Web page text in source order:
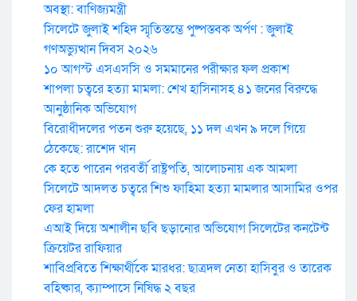
অবস্থা: বাণিজ্যমন্ত্রী
সিলেটে জুলাই শহিদ স্মৃতিস্তম্ভে পুষ্পস্তবক অর্পণ : জুলাই
গণঅভ্যুত্থান দিবস ২০২৬
১০ আগস্ট এসএসসি ও সমমানের পরীক্ষার ফল প্রকাশ
শাপলা চত্বরে হত্যা মামলা: শেখ হাসিনাসহ ৪১ জনের বিরুদ্ধে
আনুষ্ঠানিক অভিযোগ
বিরোধীদলের পতন শুরু হয়েছে, ১১ দল এখন ৯ দলে গিয়ে
ঠেকেছে: রাশেদ খান
কে হতে পারেন পরবর্তী রাষ্ট্রপতি, আলোচনায় এক আমলা
সিলেটে আদলত চত্বরে শিশু ফাহিমা হত্যা মামলার আসামির ওপর
ফের হামলা
এআই দিয়ে অশালীন ছবি ছড়ানোর অভিযোগ সিলেটের কনটেন্ট
ক্রিয়েটর রাফিয়ার
শাবিপ্রবিতে শিক্ষার্থীকে মারধর: ছাত্রদল নেতা হাসিবুর ও তারেক
বহিষ্কার, ক্যাম্পাসে নিষিদ্ধ ২ বছর